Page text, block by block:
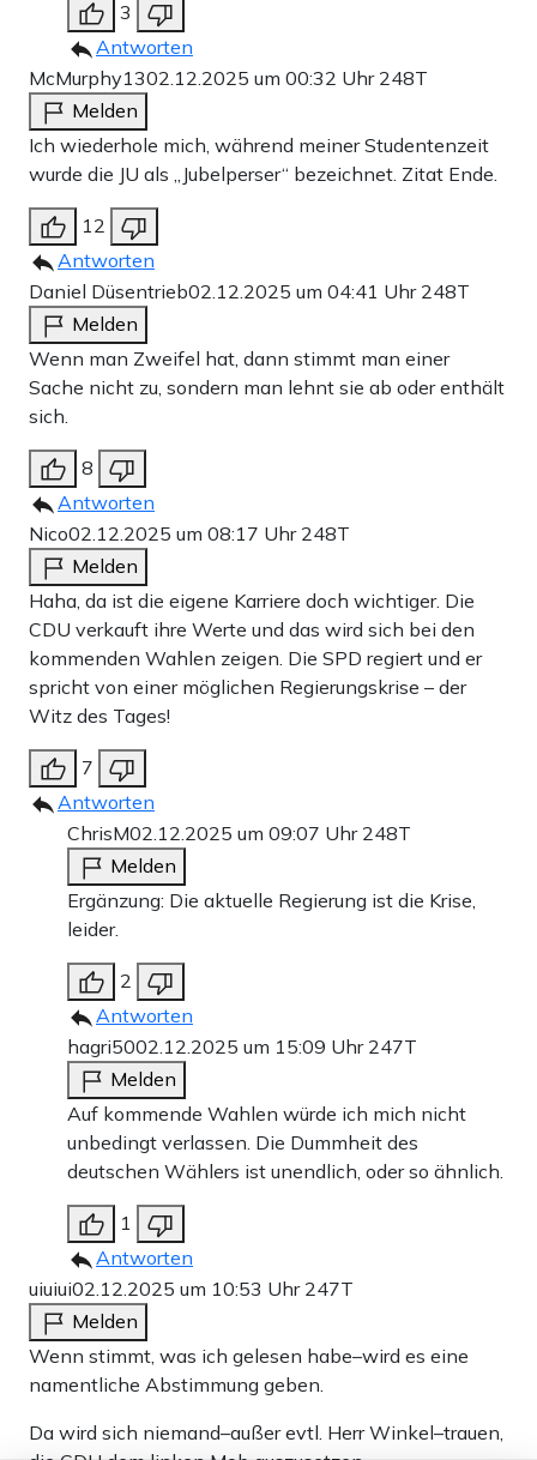
3
Antworten
McMurphy1302.12.2025 um 00:32 Uhr 248T
Melden
Ich wiederhole mich, während meiner Studentenzeit
wurde die JU als „Jubelperser“ bezeichnet. Zitat Ende.
12
Antworten
Daniel Düsentrieb02.12.2025 um 04:41 Uhr 248T
Melden
Wenn man Zweifel hat, dann stimmt man einer
Sache nicht zu, sondern man lehnt sie ab oder enthält
sich.
8
Antworten
Nico02.12.2025 um 08:17 Uhr 248T
Melden
Haha, da ist die eigene Karriere doch wichtiger. Die
CDU verkauft ihre Werte und das wird sich bei den
kommenden Wahlen zeigen. Die SPD regiert und er
spricht von einer möglichen Regierungskrise – der
Witz des Tages!
7
Antworten
ChrisM02.12.2025 um 09:07 Uhr 248T
Melden
Ergänzung: Die aktuelle Regierung ist die Krise,
leider.
2
Antworten
hagri5002.12.2025 um 15:09 Uhr 247T
Melden
Auf kommende Wahlen würde ich mich nicht
unbedingt verlassen. Die Dummheit des
deutschen Wählers ist unendlich, oder so ähnlich.
1
Antworten
uiuiui02.12.2025 um 10:53 Uhr 247T
Melden
Wenn stimmt, was ich gelesen habe–wird es eine
namentliche Abstimmung geben.
Da wird sich niemand–außer evtl. Herr Winkel–trauen,